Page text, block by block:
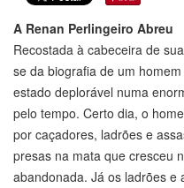
A Renan Perlingeiro Abreu
Recostada à cabeceira de
se da biografia de um
estado deplorável numa
pelo tempo. Certo dia, o
por caçadores, ladrões e
presas na mata que cresceu
abandonada. Já os ladrões e